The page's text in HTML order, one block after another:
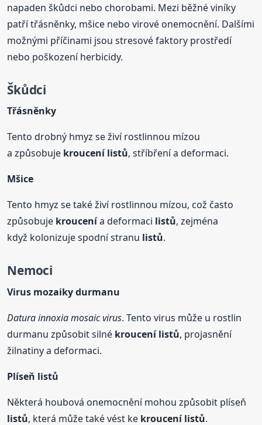
napaden škůdci nebo chorobami. Mezi běžné viníky
patří třásněnky, mšice nebo virové onemocnění. Dalšími
možnými příčinami jsou stresové faktory prostředí
nebo poškození herbicidy.
Škůdci
Třásněnky
Tento drobný hmyz se živí rostlinnou mízou
a způsobuje kroucení listů, stříbření a deformaci.
Mšice
Tento hmyz se také živí rostlinnou mízou, což často
způsobuje kroucenía deformaci listů, zejména
když kolonizuje spodní stranu listů.
Nemoci
Virus mozaiky durmanu
Datura innoxia mosaic virus. Tento virus může u rostlin
durmanu způsobit silné kroucení listů, projasnění
žilnatiny a deformaci.
Plíseň listů
Některá houbová onemocnění mohou způsobit plíseň
listů, která může také vést ke kroucení listů.